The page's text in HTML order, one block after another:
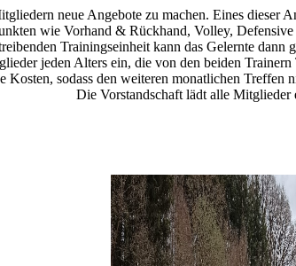
neue Angebote zu machen. Eines
wie Vorhand & Rückhand, Volley,
Trainingseinheit kann das Gelernte
jeden Alters ein, die von den beiden
sodass den weiteren monatlichen Treffen
Die Vorstandschaft lädt alle Mitglieder